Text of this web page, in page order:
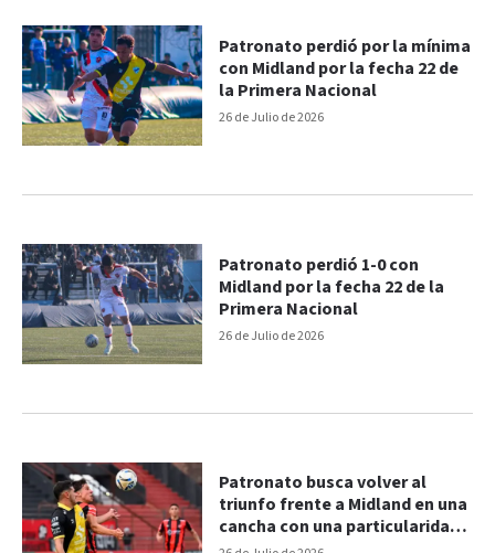
26 de Julio de 2026
Patronato perdió por la mínima
con Midland por la fecha 22 de
la Primera Nacional
26 de Julio de 2026
Patronato perdió 1-0 con
Midland por la fecha 22 de la
Primera Nacional
Patronato busca volver al
triunfo frente a Midland en una
cancha con una particularidad